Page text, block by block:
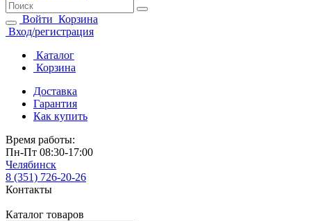
Войти Корзина
Вход/регистрация
Каталог
Корзина
Доставка
Гарантия
Как купить
Время работы:
Пн-Пт 08:30-17:00
Челябинск
8 (351) 726-20-26
Контакты
Каталог товаров